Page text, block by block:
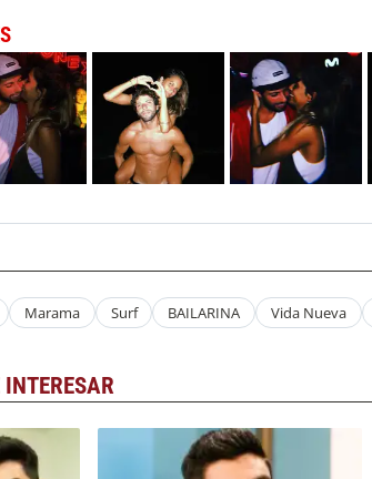
Marama Surf BAILARINA Vida Nueva